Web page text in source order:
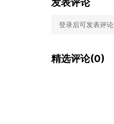
登录后可发表评论
精选评论(0)